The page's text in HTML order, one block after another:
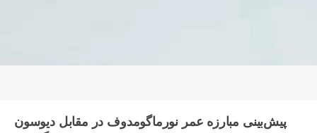
بوروسیا دی بوندسلیگا تاتنهام دینامو مسکو رئال مادرید
پیش‌بینی مبارزه عمر نورماگومدوف در مقابل دیوسون